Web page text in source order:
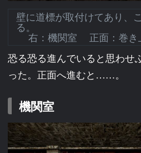
壁に道標が取付けてあり、
る。
右：機関室 正面：巻き
恐る恐る進んでいると思わせ
った。正面へ進むと……。
機関室